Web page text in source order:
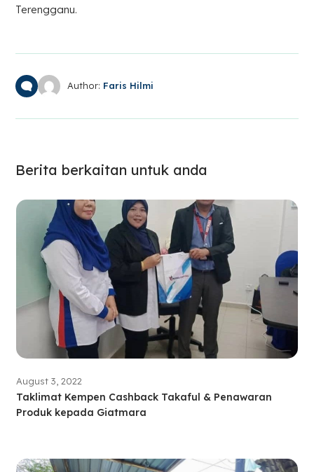
Terengganu.
Author: Faris Hilmi
Berita berkaitan untuk anda
August 3, 2022
Taklimat Kempen Cashback Takaful & Penawaran
Produk kepada Giatmara